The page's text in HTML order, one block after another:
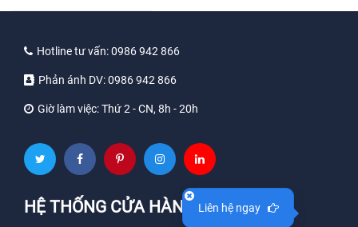
Hotline tư vấn:0986 942 866
Phản ánh DV:0986 942 866
Giờ làm việc:Thứ 2 - CN, 8h - 20h
HỆ THỐNG CỬA HÀNG Liên hệ ngay